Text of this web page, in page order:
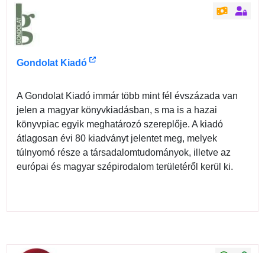
Gondolat Kiadó
A Gondolat Kiadó immár több mint fél évszázada van
jelen a magyar könyvkiadásban, s ma is a hazai
könyvpiac egyik meghatározó szereplője. A kiadó
átlagosan évi 80 kiadványt jelentet meg, melyek
túlnyomó része a társadalomtudományok, illetve az
európai és magyar szépirodalom területéről kerül ki.